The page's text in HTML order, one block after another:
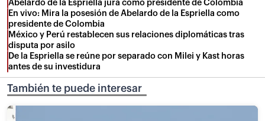
Abelardo de la Espriella jura como presidente de Colombia
En vivo: Mira la posesión de Abelardo de la Espriella como
presidente de Colombia
México y Perú restablecen sus relaciones diplomáticas tras
disputa por asilo
De la Espriella se reúne por separado con Milei y Kast horas
antes de su investidura
También te puede interesar